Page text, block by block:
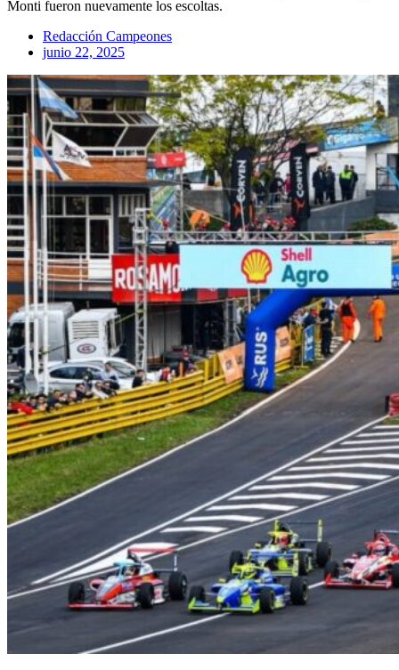
Monti fueron nuevamente los escoltas.
Redacción Campeones
junio 22, 2025